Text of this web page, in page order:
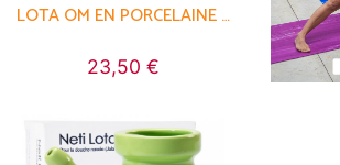
LOTA OM EN PORCELAINE ÉMAILLÉE 400ML
23,50 €